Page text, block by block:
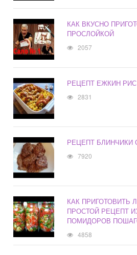
КАК ВКУСНО
ПРОСЛОЙКОЙ
2057
РЕЦЕПТ ЕЖКИН
2831
РЕЦЕПТ
7920
КАК ПРИГОТОВИТЬ
ПРОСТОЙ РЕЦЕПТ
ПОМИДОРОВ
4858